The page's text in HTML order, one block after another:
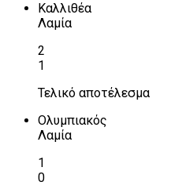
Καλλιθέα
Λαμία
2
1
Τελικό αποτέλεσμα
Ολυμπιακός
Λαμία
1
0